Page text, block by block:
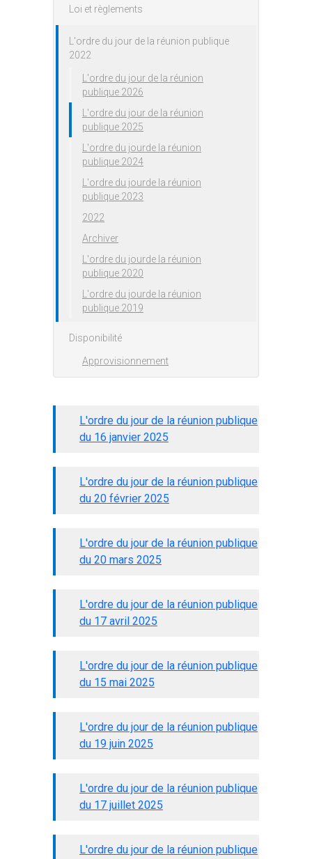
L'ordre du jour de la réunion publique
du 16 janvier 2025
L'ordre du jour de la réunion publique
du 20 février 2025
L'ordre du jour de la réunion publique
du 20 mars 2025
L'ordre du jour de la réunion publique
du 17 avril 2025
L'ordre du jour de la réunion publique
du 15 mai 2025
L'ordre du jour de la réunion publique
du 19 juin 2025
L'ordre du jour de la réunion publique
du 17 juillet 2025
L'ordre du jour de la réunion publique
Loi et règlements
L'ordre du jour de la réunion publique
2022
L'ordre du jour de la réunion
publique 2026
L'ordre du jour de la réunion
publique 2025
L'ordre du jourde la réunion
publique 2024
L'ordre du jourde la réunion
publique 2023
2022
Archiver
L'ordre du jourde la réunion
publique 2020
L'ordre du jourde la réunion
publique 2019
Disponibilité
Approvisionnement